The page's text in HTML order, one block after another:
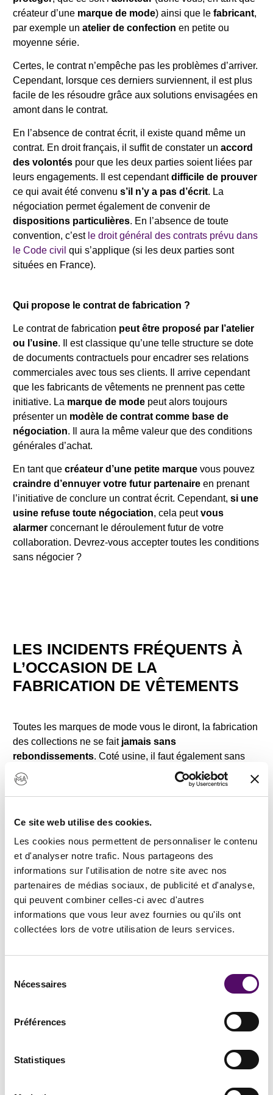
Ce site web utilise des cookies.
Les cookies nous permettent de personnaliser le contenu
et d'analyser notre trafic. Nous partageons des
informations sur l'utilisation de notre site avec nos
partenaires de médias sociaux, de publicité et d'analyse,
qui peuvent combiner celles-ci avec d'autres
informations que vous leur avez fournies ou qu'ils ont
collectées lors de votre utilisation de leurs services.
Nécessaires
Préférences
Statistiques
créateur d’une marque de mode) ainsi que le fabricant,
par exemple un atelier de confection en petite ou
moyenne série.
Certes, le contrat n’empêche pas les problèmes d’arriver.
Cependant, lorsque ces derniers surviennent, il est plus
facile de les résoudre grâce aux solutions envisagées en
amont dans le contrat.
En l’absence de contrat écrit, il existe quand même un
contrat. En droit français, il suffit de constater un accord
des volontés pour que les deux parties soient liées par
leurs engagements. Il est cependantdifficile de prouver
ce qui avait été convenu s’il n’y a pas d’écrit. La
négociation permet également de convenir de
dispositions particulières. En l’absence de toute
convention, c’est le droit général des contrats prévu dans
le Code civil qui s’applique (si les deux parties sont
situées en France).
Qui propose le contrat de fabrication ?
Le contrat de fabrication peut être proposé par l’atelier
ou l’usine. Il est classique qu’une telle structure se dote
de documents contractuels pour encadrer ses relations
commerciales avec tous ses clients. Il arrive cependant
que les fabricants de vêtements ne prennent pas cette
initiative. La marque de mode peut alors toujours
présenter un modèle de contrat comme base de
négociation. Il aura la même valeur que des conditions
générales d’achat.
En tant que créateur d’une petite marque vous pouvez
craindre d’ennuyer votre futur partenaire en prenant
l’initiative de conclure un contrat écrit. Cependant, si une
usine refuse toute négociation, cela peutvous
alarmer concernant le déroulement futur de votre
collaboration. Devrez-vous accepter toutes les conditions
sans négocier ?
LES INCIDENTS FRÉQUENTS À
L’OCCASION DE LA
FABRICATION DE VÊTEMENTS
Toutes les marques de mode vous le diront, la fabrication
des collections ne se fait jamais sans
rebondissements. Coté usine, il faut également sans
cesse
. Des petites divergences
par rapport au cahier des charges ou au planning idéal
sont inévitables.
commercialeavec unpartenaire essentiel. Voici
quelques situations qui se produisent couramment.
Les produits fabriqués ne
charges
Vous venez de recevoir les premières productions de la
vous rendez vite compte que
les conditions fixées par
. Lorsque le